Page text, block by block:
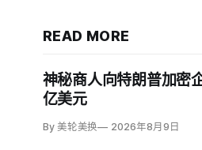
READ MORE
神秘商人向特朗普加密
亿美元
By 美轮美换 2026年8月9日